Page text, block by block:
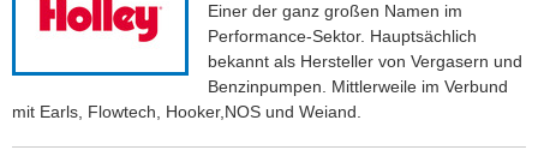
Einer der ganz großen Namen im
Performance-Sektor. Hauptsächlich
bekannt als Hersteller von Vergasern und
Benzinpumpen. Mittlerweile im Verbund
mit Earls, Flowtech, Hooker,NOS und Weiand.